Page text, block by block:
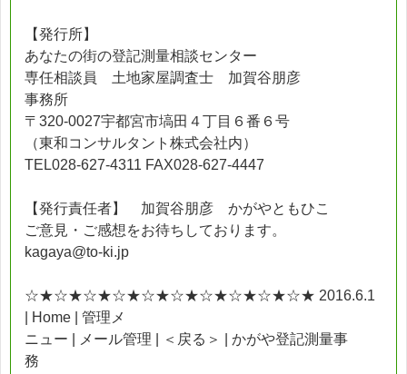
【発行所】
あなたの街の登記測量相談センター
専任相談員 土地家屋調査士 加賀谷朋彦
事務所
〒320-0027宇都宮市塙田４丁目６番６号
（東和コンサルタント株式会社内）
TEL028-627-4311 FAX028-627-4447
【発行責任者】 加賀谷朋彦 かがやともひこ
ご意見・ご感想をお待ちしております。
kagaya@to-ki.jp
☆★☆★☆★☆★☆★☆★☆★☆★☆★☆★ 2016.6.1
| Home | 管理メ
ニュー | メール管理 | ＜戻る＞ | かがや登記測量事
務